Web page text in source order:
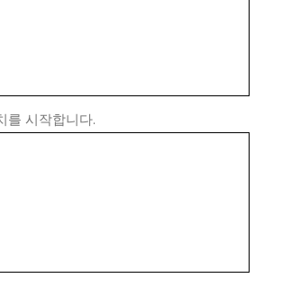
를 시작합니다.